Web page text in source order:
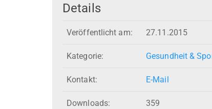
Details
Veröffentlicht am: 27.11.2015
Kategorie: Gesundheit &
Kontakt: E-Mail
Downloads: 359